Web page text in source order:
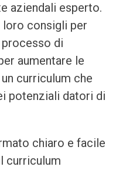
aziendali esperto.
loro consigli per
di
aumentare le
curriculum che
potenziali datori di
chiaro e facile
curriculum